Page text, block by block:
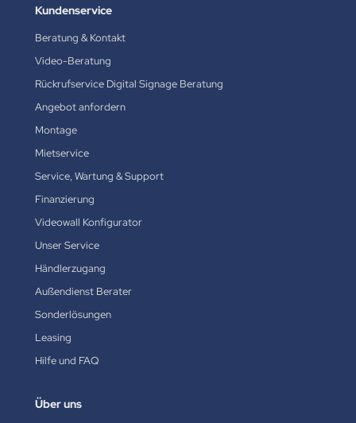
Kundenservice
Beratung & Kontakt
Video-Beratung
Rückrufservice Digital Signage Beratung
Angebot anfordern
Montage
Mietservice
Service, Wartung & Support
Finanzierung
Videowall Konfigurator
Unser Service
Händlerzugang
Außendienst Berater
Sonderlösungen
Leasing
Hilfe und FAQ
Über uns